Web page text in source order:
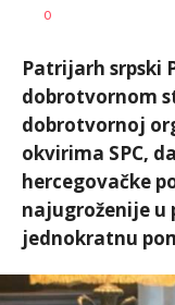
AUTOR
0
Patrijarh srpski
dobrotvornom
dobrotvornoj
okvirima SPC,
hercegovačke
najugroženije u
jednokratnu